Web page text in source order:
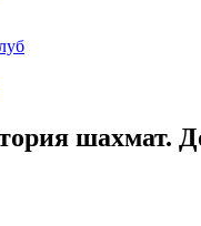
шахмат.